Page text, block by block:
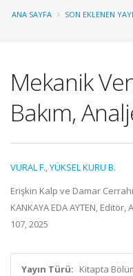
ANA SAYFA SON EKLENEN
Mekanik
Bakım,
VURAL F.,YÜKSEL KURU B.
Erişkin Kalp ve Damar
KANKAYA EDA AYTEN,
107, 2025
Yayın Türü: Kitapta